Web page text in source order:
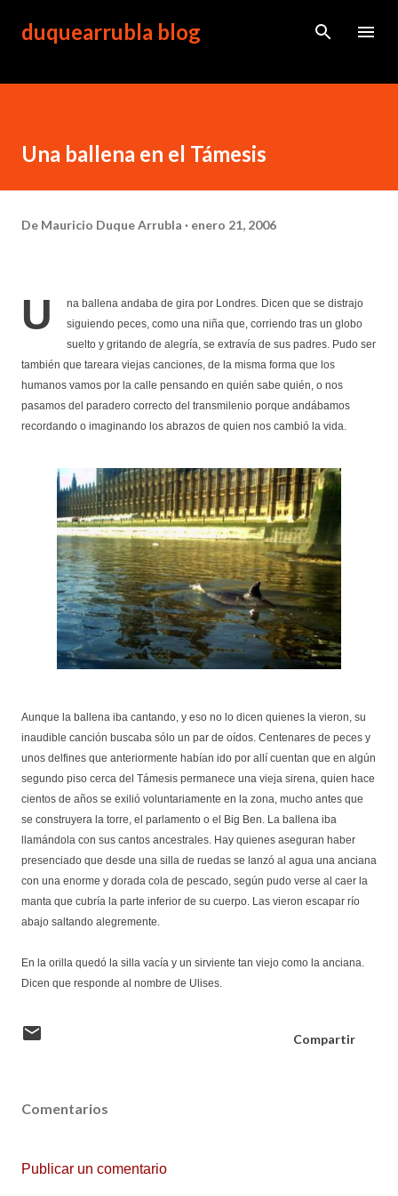
Ir al contenido principal
duquearrubla blog
Una ballena en el Támesis
De Mauricio Duque Arrubla enero 21, 2006
U
na ballena andaba de gira por Londres. Dicen que se distrajo
siguiendo peces, como una niña que, corriendo tras un globo
suelto y gritando de alegría, se extravía de sus padres. Pudo ser
también que tareara viejas canciones, de la misma forma que los
humanos vamos por la calle pensando en quién sabe quién, o nos
pasamos del paradero correcto del transmilenio porque andábamos
recordando o imaginando los abrazos de quien nos cambió la vida.
Aunque la ballena iba cantando, y eso no lo dicen quienes la vieron, su
inaudible canción buscaba sólo un par de oídos. Centenares de peces y
unos delfines que anteriormente habían ido por allí cuentan que en algún
segundo piso cerca del Támesis permanece una vieja sirena, quien hace
cientos de años se exilió voluntariamente en la zona, mucho antes que
se construyera la torre, el parlamento o el Big Ben. La ballena iba
llamándola con sus cantos ancestrales. Hay quienes aseguran haber
presenciado que desde una silla de ruedas se lanzó al agua una anciana
con una enorme y dorada cola de pescado, según pudo verse al caer la
manta que cubría la parte inferior de su cuerpo. Las vieron escapar río
abajo saltando alegremente.
En la orilla quedó la silla vacía y un sirviente tan viejo como la anciana.
Dicen que responde al nombre de Ulises.
Compartir
Comentarios
Publicar un comentario